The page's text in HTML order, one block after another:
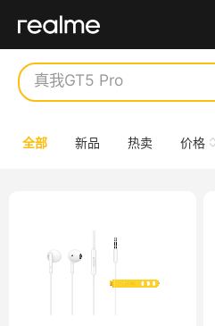
你好，朋友
真我GT5 Pro
真我12 Pro+
【爆品】真我GT6
【爆品】真我GT Neo6
全部 新品 热卖 价格